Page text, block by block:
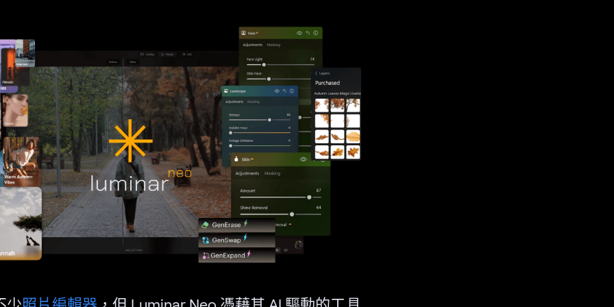
少照片編輯器 ，但 Luminar Neo 憑藉其 AI 驅動的工具